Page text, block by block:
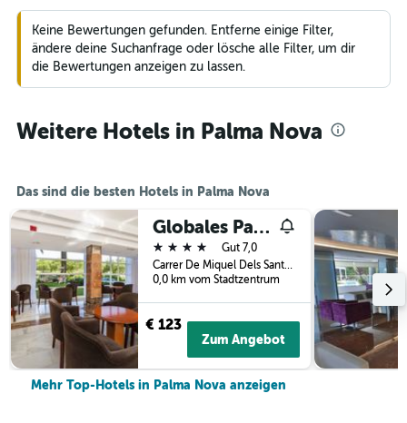
Keine Bewertungen gefunden. Entferne einige Filter,
ändere deine Suchanfrage oder lösche alle Filter, um dir
die Bewertungen anzeigen zu lassen.
Weitere Hotels in Palma Nova
Das sind die besten Hotels in Palma Nova
Globales Palmanova Palace
4 Sterne
Gut 7,0
Carrer De Miquel Dels Sants Oliver, 15, Palma Nova, Mallorca, Spanien
0,0 km vom Stadtzentrum
€ 123
Zum Angebot
Mehr Top-Hotels in Palma Nova anzeigen